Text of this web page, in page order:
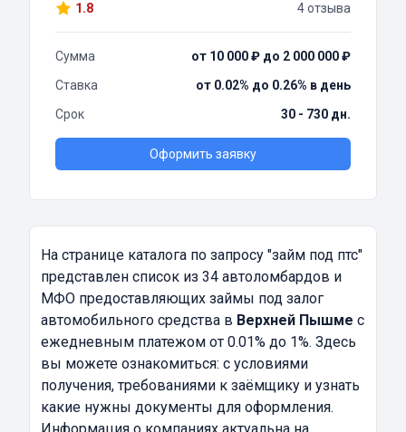
1.8 4 отзыва
Сумма
от 10 000 ₽ до 2 000 000 ₽
Ставка
от 0.02% до 0.26% в день
Срок
30 - 730 дн.
Оформить заявку
На странице каталога по запросу "займ под птс"
представлен список из 34 автоломбардов и
МФО предоставляющих займы под залог
автомобильного средства в Верхней Пышме с
ежедневным платежом от 0.01% до 1%. Здесь
вы можете ознакомиться: с условиями
получения, требованиями к заёмщику и узнать
какие нужны документы для оформления.